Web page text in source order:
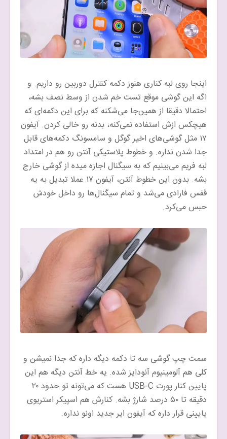
اینجا روی لبه کناری هنوز دکمه کنترل دوربین رو داریم. و
اگه این گوشی موقع تست خم شدن از وسط نصف بشه،
احتمالا دقیقا از همین‌جا می‌شکنه که برای این دکمه‌ای که
هیچکس ازش استفاده نمی‌کنه، بدنه رو خالی کردن. آیفون
۱۷ مثل گوشی‌های اخیر گوگل و سامسونگ دکمه‌های قابل
جدا شدن نداره. و خطوط پلاستیکی آنتن رو هم در امتداد
لبه فریم می‌بینیم که به سیگنال اجازه میده از گوشی خارج
بشه. بدون این خطوط آنتن، آیفون ۱۷ عملا تبدیل به یه
قفس فارادی می‌شد و تمام سیگنال‌ها رو داخل خودش
حبس می‌کرد.
سمت چپ گوشی سه تا دکمه دیگه داره که جدا نمیشن و
کلی هم آلومینیوم آنودایز شده. یه خط آنتن دیگه هم این
پایین کنار پورت USB-C هست که می‌تونه تو حدود ۲۰
دقیقه تا ۵۰ درصد شارژ بشه. کنارش هم اسپیکر استریوی
پایینی قرار داره که آیفون ایر جدید اونو نداره.